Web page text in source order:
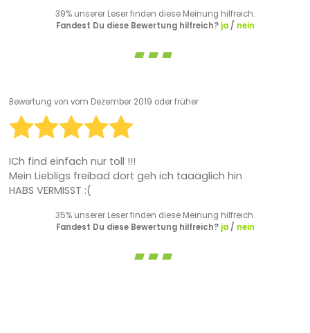
39% unserer Leser finden diese Meinung hilfreich.
Fandest Du diese Bewertung hilfreich? ja/ nein
Bewertung von vom Dezember 2019 oder früher
ICh find einfach nur toll !!!
Mein Liebligs freibad dort geh ich taääglich hin
HABS VERMISST :(
35% unserer Leser finden diese Meinung hilfreich.
Fandest Du diese Bewertung hilfreich? ja/ nein